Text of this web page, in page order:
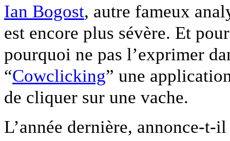
Ian Bogost, autre fameux
est encore plus sévère. Et
pourquoi ne pas l’exprimer
“Cowclicking” une
de cliquer sur une vache.
L’année dernière, annonce-t-